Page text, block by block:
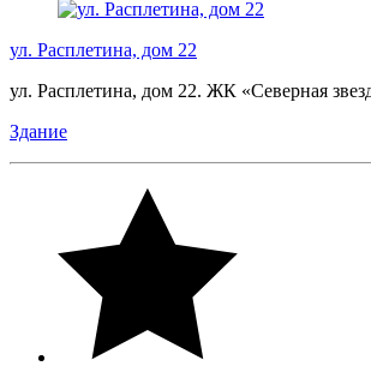
ул. Расплетина, дом 22
ул. Расплетина, дом 22. ЖК «Северная
Здание